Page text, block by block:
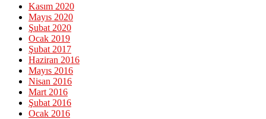
Kasım 2020
Mayıs 2020
Şubat 2020
Ocak 2019
Şubat 2017
Haziran 2016
Mayıs 2016
Nisan 2016
Mart 2016
Şubat 2016
Ocak 2016